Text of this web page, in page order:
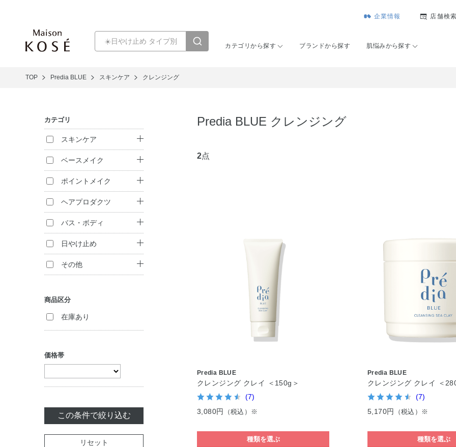
企業情報 店舗検
カテゴリから探す ブランドから探す 肌悩みから探す
TOP Predia BLUE スキンケア クレンジング
Predia BLUE クレンジング
カテゴリ
スキンケア
クレンジング
洗顔料
化粧水
乳液
クリーム
ジェル・美容液
リップケア
ベースメイク
ファンデーション
化粧下地
フェイスパウダー
コンシーラー
ポイントメイク
口紅・リキッドル
ージュ
アイシャドウ
アイブロウ
ネイルカラー
ヘアプロダクツ
シャンプー
トリートメント
（インバス）
セット商品
バス・ボディ
ボディ洗浄料
ハンドケア
日やけ止め
日やけ止め
その他
商品区分
在庫あり
価格帯
この条件で絞り込む
リセット
2点
Predia BLUE
クレンジング クレイ ＜150g＞
(7)
3,080円
（税込）※
種類を選ぶ
Predia BLUE
クレンジング クレイ ＜
(7)
5,170円
（税込）※
種類を選ぶ